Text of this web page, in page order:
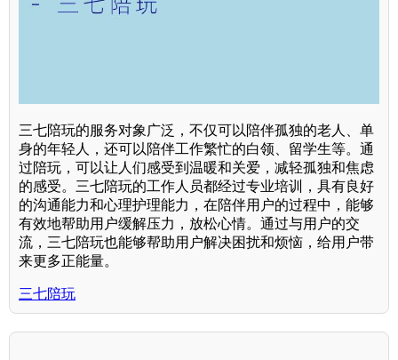
三七陪玩的服务对象广泛，不仅可以陪伴孤独的老人、单
身的年轻人，还可以陪伴工作繁忙的白领、留学生等。通
过陪玩，可以让人们感受到温暖和关爱，减轻孤独和焦虑
的感受。三七陪玩的工作人员都经过专业培训，具有良好
的沟通能力和心理护理能力，在陪伴用户的过程中，能够
有效地帮助用户缓解压力，放松心情。通过与用户的交
流，三七陪玩也能够帮助用户解决困扰和烦恼，给用户带
来更多正能量。
三七陪玩